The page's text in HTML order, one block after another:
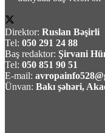
06 Avqust 2026 / 10:44
57
Direktor: Ruslan Bəşirli
Tel: 050 291 24 88
Baş redaktor: Şirvani
Tel: 050 851 90 51
E-mail:
Ünvan: Bakı şəhəri,